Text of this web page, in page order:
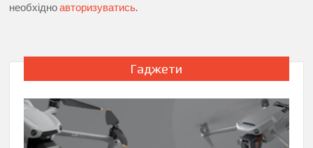
необхідноавторизуватись.
Гаджети